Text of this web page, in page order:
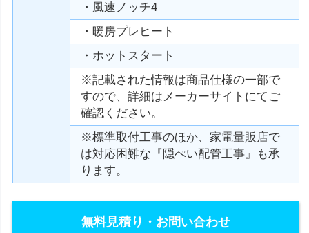
・風速ノッチ4
・暖房プレヒート
・ホットスタート
※記載された情報は商品仕様の一部で
すので、詳細はメーカーサイトにてご
確認ください。
※標準取付工事のほか、家電量販店で
は対応困難な『隠ぺい配管工事』も承
ります。
無料見積り・お問い合わせ